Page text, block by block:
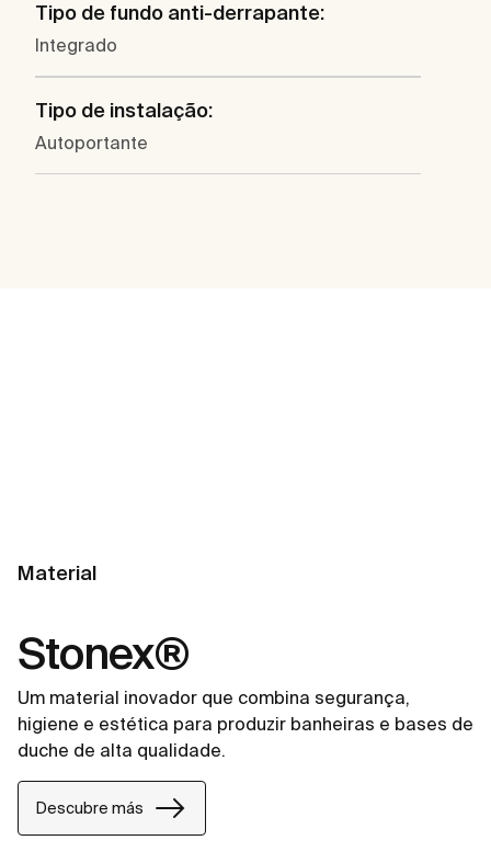
Tipo de fundo anti-derrapante:
Integrado
Tipo de instalação:
Autoportante
Material
Stonex®
Um material inovador que combina segurança,
higiene e estética para produzir banheiras e bases de
duche de alta qualidade.
Descubre más